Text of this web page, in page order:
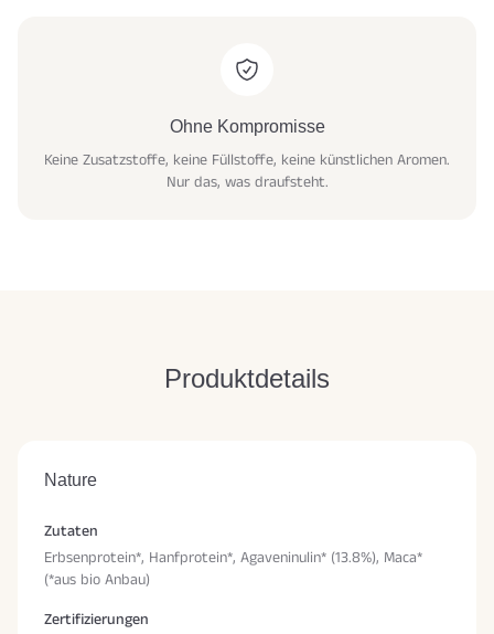
Ohne Kompromisse
Keine Zusatzstoffe, keine Füllstoffe, keine künstlichen Aromen.
Nur das, was draufsteht.
Produktdetails
Nature
Zutaten
Erbsenprotein*, Hanfprotein*, Agaveninulin* (13.8%), Maca*
(*aus bio Anbau)
Zertifizierungen